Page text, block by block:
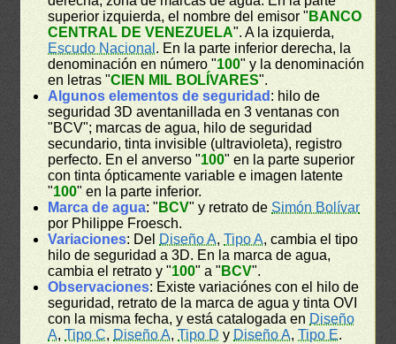
superior izquierda, el nombre del emisor " BANCO
CENTRAL DE VENEZUELA". A la izquierda,
Escudo Nacional . En la parte inferior derecha, la
denominación en número "100" y la denominación
en letras "CIEN MIL BOLÍVARES".
Algunos elementos de seguridad : hilo de
seguridad 3D aventanillada en 3 ventanas con
"BCV"; marcas de agua, hilo de seguridad
secundario, tinta invisible (ultravioleta), registro
perfecto. En el anverso "100" en la parte superior
con tinta ópticamente variable e imagen latente
"100" en la parte inferior.
Marca de agua: " BCV" y retrato deSimón Bolívar
por Philippe Froesch.
Variaciones: Del Diseño A,Tipo A, cambia el tipo
hilo de seguridad a 3D. En la marca de agua,
cambia el retrato y "100" a " BCV".
Observaciones: Existe variaciónes con el hilo de
seguridad, retrato de la marca de agua y tinta OVI
con la misma fecha, y está catalogada en Diseño
A,Tipo C, Diseño A,Tipo D y Diseño A,Tipo E.